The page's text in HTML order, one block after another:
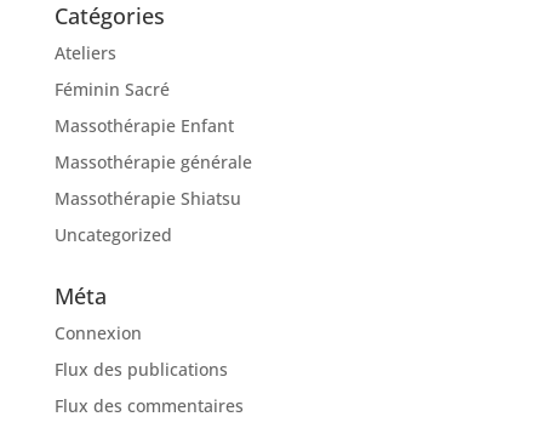
Catégories
Ateliers
Féminin Sacré
Massothérapie Enfant
Massothérapie générale
Massothérapie Shiatsu
Uncategorized
Méta
Connexion
Flux des publications
Flux des commentaires